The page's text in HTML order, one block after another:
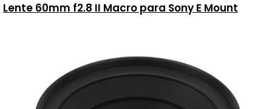
Lente 60mm f2.8 II Macro para Sony E Mount